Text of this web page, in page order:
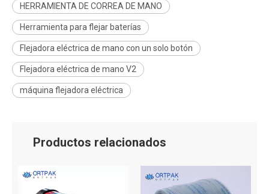
HERRAMIENTA DE CORREA DE MANO
Herramienta para flejar baterías
Flejadora eléctrica de mano con un solo botón
Flejadora eléctrica de mano V2
máquina flejadora eléctrica
Productos relacionados